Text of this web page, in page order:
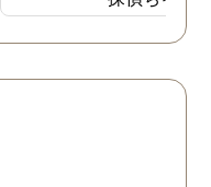
ました。しかし追加調査
調査を失敗した時対処な
て依頼はできませんでし